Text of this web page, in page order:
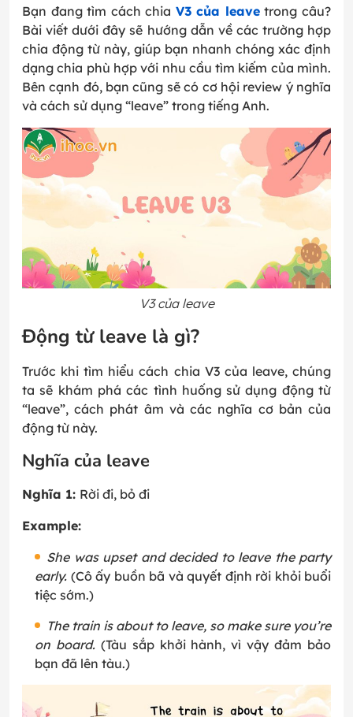
Bạn đang tìm cách chia V3 của leavetrong câu?
Bài viết dưới đây sẽ hướng dẫn về các trường hợp
chia động từ này, giúp bạn nhanh chóng xác định
dạng chia phù hợp với nhu cầu tìm kiếm của mình.
Bên cạnh đó, bạn cũng sẽ có cơ hội review ý nghĩa
và cách sử dụng “leave” trong tiếng Anh.
V3 của leave
Động từ leave là gì?
Trước khi tìm hiểu cách chia V3 của leave, chúng
ta sẽ khám phá các tình huống sử dụng động từ
“leave”, cách phát âm và các nghĩa cơ bản của
động từ này.
Nghĩa của leave
Nghĩa 1: Rời đi, bỏ đi
Example:
She was upset and decided to leave the party
early. (Cô ấy buồn bã và quyết định rời khỏi buổi
tiệc sớm.)
The train is about to leave, so make sure you’re
on board. (Tàu sắp khởi hành, vì vậy đảm bảo
bạn đã lên tàu.)